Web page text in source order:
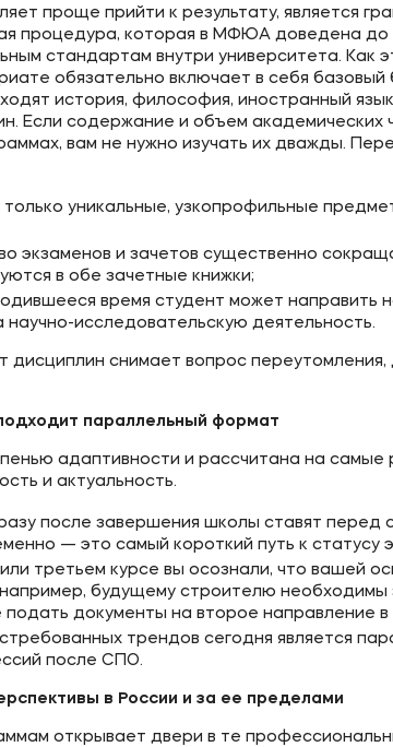
проще прийти к результату, является
процедура, которая в МФЮА доведена до
стандартам внутри университета. Как
обязательно включает в себя базовый
история, философия, иностранный
Если содержание и объем академических
вам не нужно изучать их дважды.
уникальные, узкопрофильные
экзаменов и зачетов существенно
в обе зачетные книжки;
время студент может направить
исследовательскую деятельность.
снимает вопрос переутомления,
параллельный формат
адаптивности и рассчитана на самые
и актуальность.
после завершения школы ставят перед
— это самый короткий путь к статусу
третьем курсе вы осознали, что вашей
будущему строителю
подать документы на второе направление
трендов сегодня является
после СПО.
в России и за ее пределами
открывает двери в те